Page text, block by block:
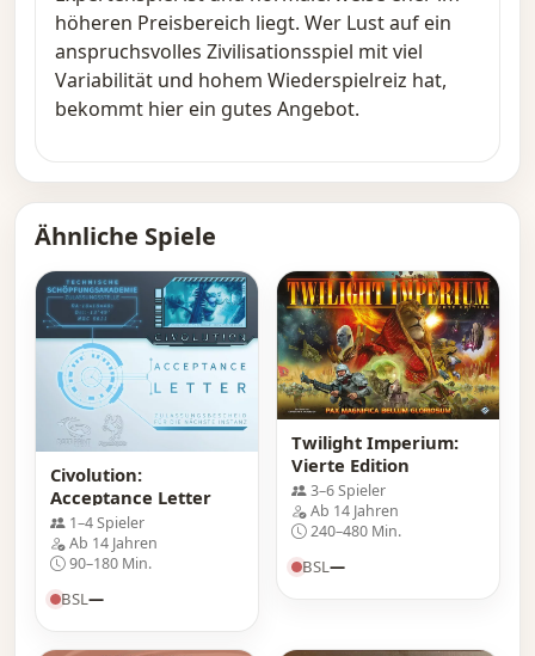
höheren Preisbereich liegt. Wer Lust auf ein
anspruchsvolles Zivilisationsspiel mit viel
Variabilität und hohem Wiederspielreiz hat,
bekommt hier ein gutes Angebot.
Ähnliche Spiele
Civolution:
Acceptance Letter
1–4 Spieler
Ab 14 Jahren
90–180 Min.
BSL—
Twilight Imperium:
Vierte Edition
3–6 Spieler
Ab 14 Jahren
240–480 Min.
BSL—